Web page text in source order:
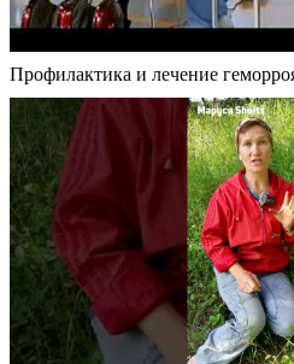
Профилактика и лечение